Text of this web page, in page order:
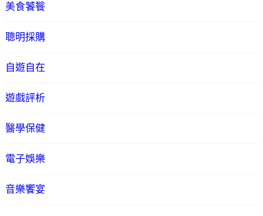
美食饕餮
聰明採購
自遊自在
遊戲評析
醫學保健
電子娛樂
音樂饗宴